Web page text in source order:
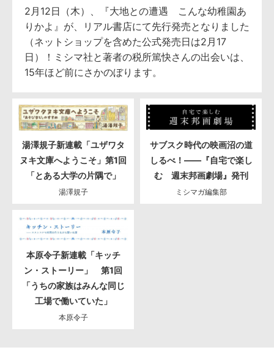
2月12日（木）、『大地との遭遇 こんな幼稚園あ
りかよ』が、リアル書店にて先行発売となりました
（ネットショップを含めた公式発売日は2月17
日）！ミシマ社と著者の税所篤快さんの出会いは、
15年ほど前にさかのぼります。
湯澤規子新連載「ユザワタ
ヌキ文庫へようこそ」第1回
「とある大学の片隅で」
湯澤規子
サブスク時代の映画沼の道
しるべ！――『自宅で楽し
む 週末邦画劇場』発刊
ミシマガ編集部
本原令子新連載「キッチ
ン・ストーリー」 第1回
「うちの家族はみんな同じ
工場で働いていた」
本原令子